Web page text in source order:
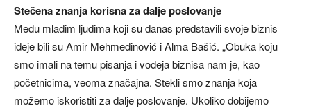
Stečena znanja korisna za dalje poslovanje
Među mladim ljudima koji su danas predstavili svoje biznis
ideje bili su Amir Mehmedinović i Alma Bašić. „Obuka koju
smo imali na temu pisanja i vođeja biznisa nam je, kao
početnicima, veoma značajna. Stekli smo znanja koja
možemo iskoristiti za dalje poslovanje. Ukoliko dobijemo